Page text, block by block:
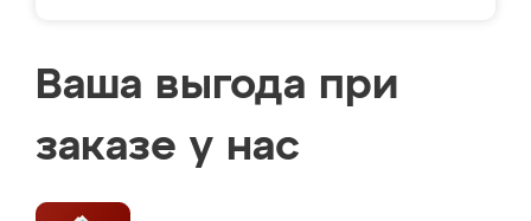
Ваша выгода при
заказе у нас